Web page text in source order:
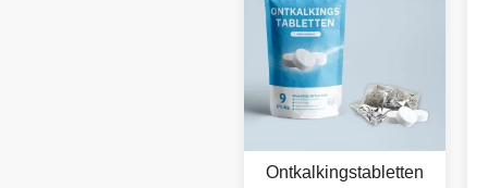
Ontkalkingstabletten